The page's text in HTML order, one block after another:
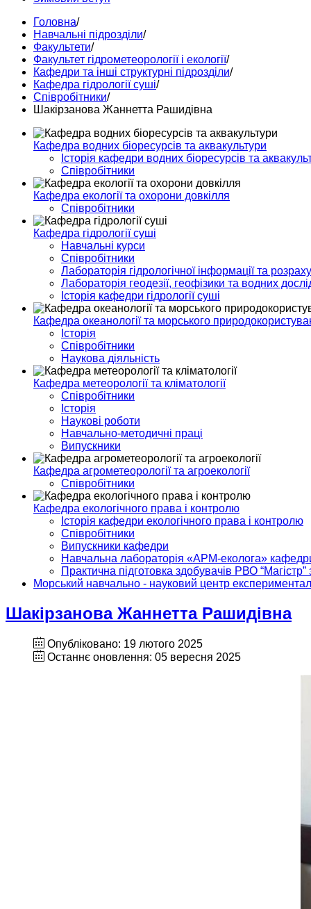
Головна/
Навчальні підрозділи/
Факультети/
Факультет гідрометеорології і екології/
Кафедри та інші структурні підрозділи/
Кафедра гідрології суші/
Співробітники/
Шакірзанова Жаннетта Рашидівна
Кафедра водних біоресурсів та аквакультури
Історія кафедри водних біоресурсів та
Співробітники
Кафедра екології та охорони довкілля
Співробітники
Кафедра гідрології суші
Навчальні курси
Співробітники
Лабораторія гідрологічної інформації та
Лабораторія геодезії, геофізики та водних
Історія кафедри гідрології суші
Кафедра океанології та морського
Історія
Співробітники
Наукова діяльність
Кафедра метеорології та кліматології
Співробітники
Історія
Наукові роботи
Навчально-методичні праці
Випускники
Кафедра агрометеорології та агроекології
Співробітники
Кафедра екологічного права і контролю
Історія кафедри екологічного права і контролю
Співробітники
Випускники кафедри
Навчальна лабораторія «АРМ-еколога»
Практична підготовка здобувачів РВО
Морський навчально - науковий центр
Шакірзанова Жаннетта Рашидівна
Опубліковано: 19 лютого 2025
Останнє оновлення: 05 вересня 2025